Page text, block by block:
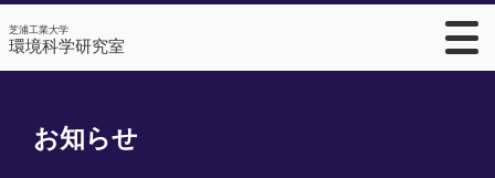
芝浦工業大学
環境科学研究室
お知らせ